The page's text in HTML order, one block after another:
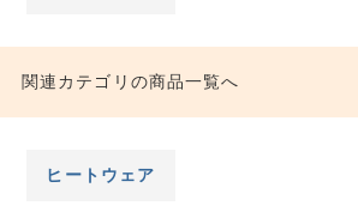
関連カテゴリの商品一覧へ
ヒートウェア